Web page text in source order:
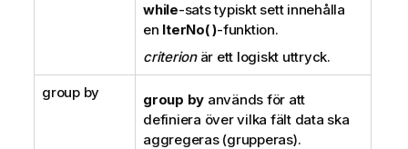
while-sats typiskt sett innehålla
en IterNo( )-funktion.
criterionär ett logiskt uttryck.
group by group by används för att
definiera över vilka fält data ska
aggregeras (grupperas).